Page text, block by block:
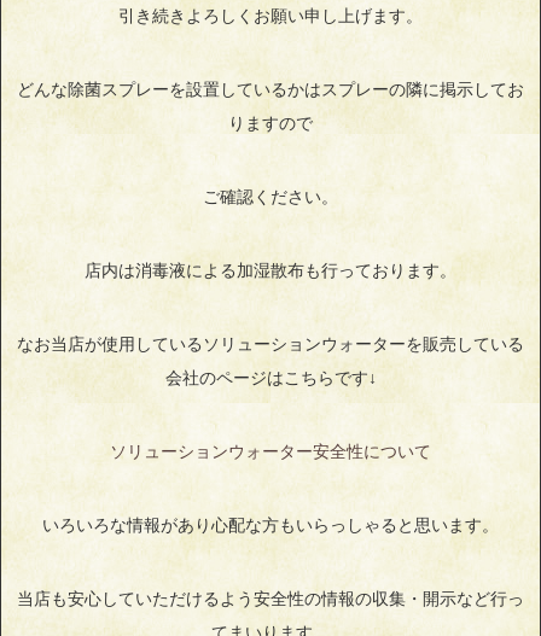
引き続きよろしくお願い申し上げます。
どんな除菌スプレーを設置しているかはスプレーの隣に掲示してお
りますので
ご確認ください。
店内は消毒液による加湿散布も行っております。
なお当店が使用しているソリューションウォーターを販売している
会社のページはこちらです↓
ソリューションウォーター安全性について
いろいろな情報があり心配な方もいらっしゃると思います。
当店も安心していただけるよう安全性の情報の収集・開示など行っ